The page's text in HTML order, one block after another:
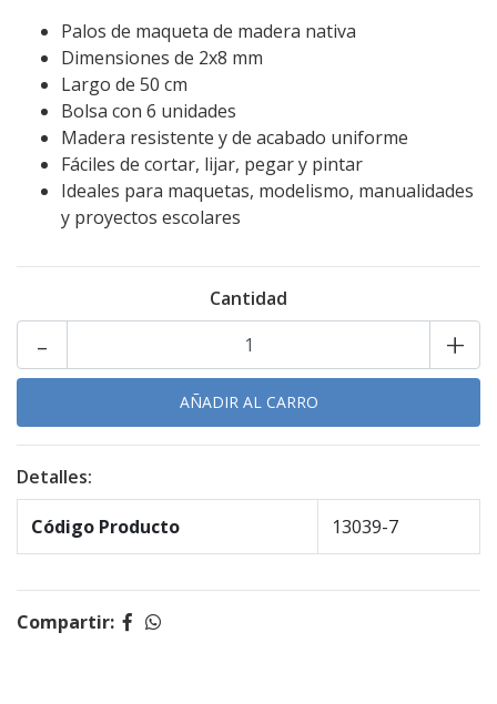
Palos de maqueta de madera nativa
Dimensiones de 2x8 mm
Largo de 50 cm
Bolsa con 6 unidades
Madera resistente y de acabado uniforme
Fáciles de cortar, lijar, pegar y pintar
Ideales para maquetas, modelismo, manualidades
y proyectos escolares
Cantidad
+
-
Detalles:
Código Producto 13039-7
Compartir: